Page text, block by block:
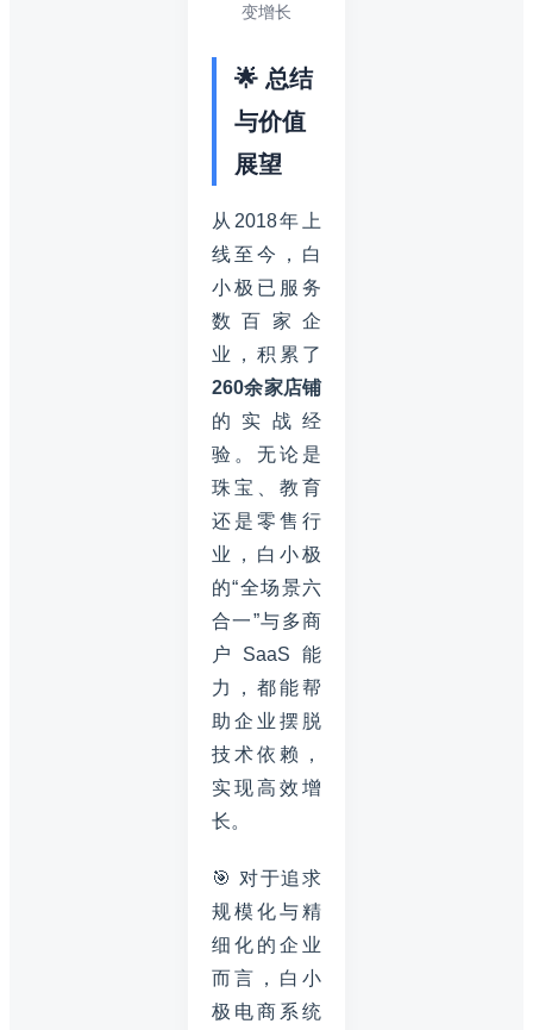
变增长
🌟 总结
与价值
展望
从2018年上
线至今，白
小极已服务
数百家企
业，积累了
260余家店铺
的实战经
验。无论是
珠宝、教育
还是零售行
业，白小极
的“全场景六
合一”与多商
户SaaS能
力，都能帮
助企业摆脱
技术依赖，
实现高效增
长。
🎯 对于追求
规模化与精
细化的企业
而言，白小
极电商系统